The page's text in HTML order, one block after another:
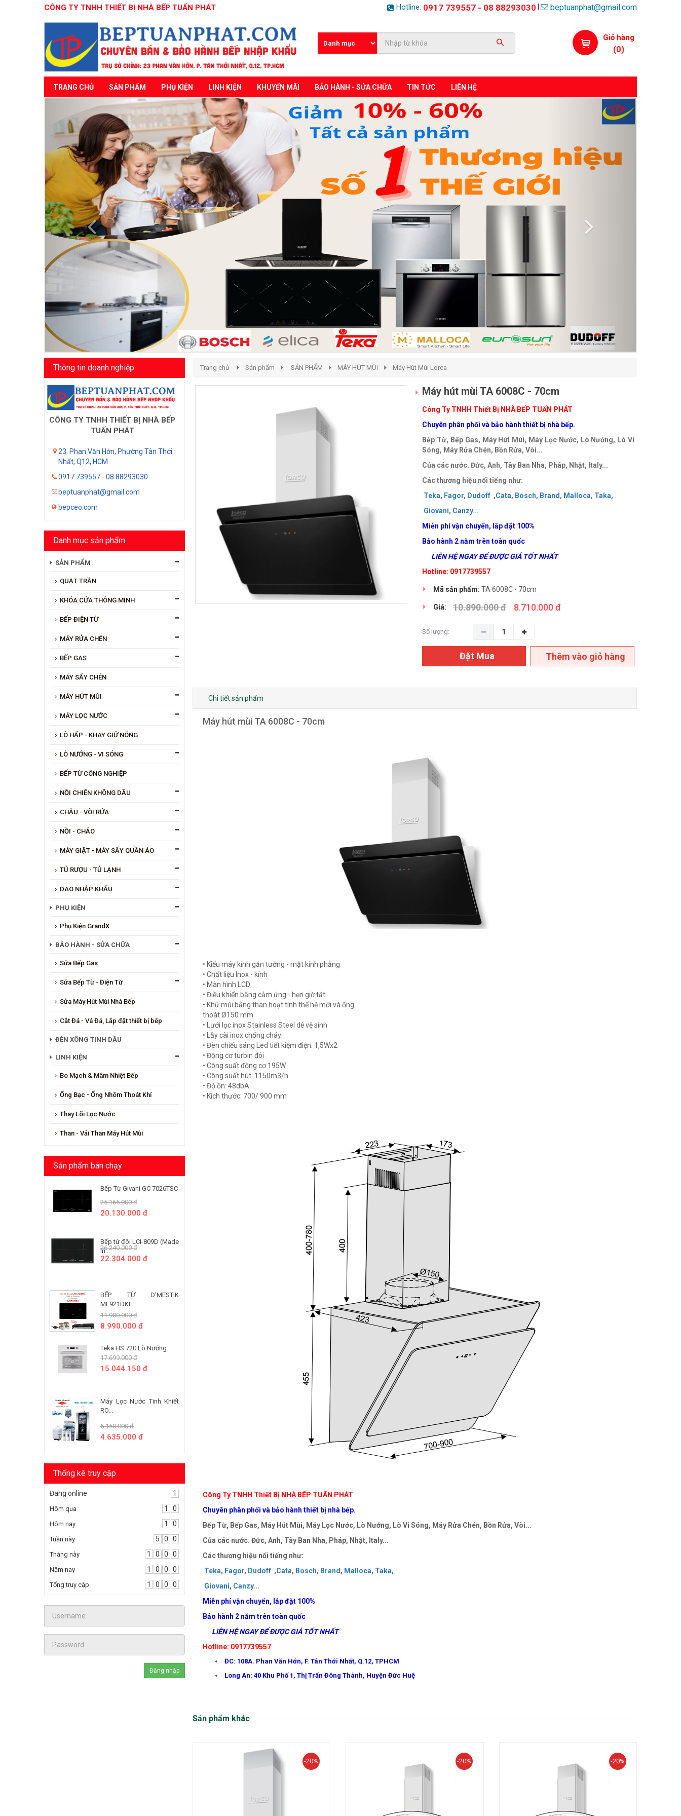
CÔNG TY TNHH THIẾT BỊ NHÀ BẾP TUẤN PHÁT Hotline: 0917 739557 - 08 88293030 beptuanphat@gmail.com
Giỏ hàng
(0)
TRANG CHỦ SẢN PHẨM PHỤ KIỆN LINH KIỆN KHUYẾN MÃI BẢO HÀNH - SỬA CHỮA TIN TỨC LIÊN HỆ
Previous Next
Thông tin doanh nghiệp
CÔNG TY TNHH THIẾT BỊ NHÀ BẾP
TUẤN PHÁT
23. Phan Văn Hớn, Phường Tân Thới
Nhất, Q12, HCM
0917 739557 - 08 88293030
beptuanphat@gmail.com
bepceo.com
Danh mục sản phẩm
SẢN PHẨM
QUẠT TRẦN
KHÓA CỬA THÔNG MINH
BẾP ĐIỆN TỪ
MÁY RỬA CHÉN
BẾP GAS
MÁY SẤY CHÉN
MÁY HÚT MÙI
MÁY LỌC NƯỚC
LÒ HẤP - KHAY GIỮ NÓNG
LÒ NƯỚNG - VI SÓNG
BẾP TỪ CÔNG NGHIỆP
NỒI CHIÊN KHÔNG DẦU
CHẬU - VÒI RỬA
NỒI - CHẢO
MÁY GIẶT - MÁY SẤY QUẦN ÁO
TỦ RƯỢU - TỦ LẠNH
DAO NHẬP KHẨU
PHỤ KIỆN
Phụ Kiện GrandX
BẢO HÀNH - SỬA CHỮA
Sửa Bếp Gas
Sửa Bếp Từ - Điện Từ
Sửa Máy Hút Mùi Nhà Bếp
Cắt Đá - Vá Đá, Lắp đặt thiết bị bếp
ĐÈN XÔNG TINH DẦU
LINH KIỆN
Bo Mạch & Mâm Nhiệt Bếp
Ống Bạc - Ống Nhôm Thoát Khí
Thay Lõi Lọc Nước
Than - Vải Than Máy Hút Mùi
Sản phẩm bán chạy
Bếp Từ Givani GC 7026TSC
25.165.000 đ
20.130.000 đ
Bếp từ đôi LCI-809D (Made
In...
26.240.000 đ
22.304.000 đ
BẾP TỪ D'MESTIK
ML921DKI
11.900.000 đ
8.990.000 đ
Teka HS 720 Lò Nướng
17.699.000 đ
15.044.150 đ
Máy Lọc Nước Tinh Khiết
RO...
5.150.000 đ
4.635.000 đ
Thống kê truy cập
Đang online 1
Hôm qua 1 0
Hôm nay 1 0
Tuần này 5 0 0
Tháng này 1 0 0 0
Năm nay 1 0 0 0
Tổng truy cập 1 0 0 0
Trang chủ Sản phẩm SẢN PHẨM MÁY HÚT MÙI Máy Hút Mùi Lorca
Máy hút mùi TA 6008C - 70cm
Công Ty TNHH Thiết Bị NHÀ BẾP TUẤN PHÁT
Chuyên phân phối và bảo hành thiết bị nhà bếp.
Bếp Từ, Bếp Gas, Máy Hút Mùi, Máy Lọc Nước, Lò Nướng, Lò Vi
Sóng, Máy Rửa Chén, Bồn Rửa, Vòi...
Của các nước. Đức, Anh, Tây Ban Nha, Pháp, Nhật, Italy...
Các thương hiệu nổi tiếng như:
Teka, Fagor, Dudoff ,Cata, Bosch, Brand, Malloca, Taka,
Giovani, Canzy...
Miễn phí vận chuyển, lắp đặt 100%
Bảo hành 2 năm trên toàn quốc
LIÊN HỆ NGAY ĐỂ ĐƯỢC GIÁ TỐT NHẤT
Hotline: 0917739557
Mã sản phẩm: TA 6008C - 70cm
Giá: 10.890.000 đ 8.710.000 đ
Số lượng:
Đặt Mua Thêm vào giỏ hàng
Chi tiết sản phẩm
Máy hút mùi TA 6008C - 70cm
• Kiểu máy kính gắn tường - mặt kính phẳng
• Chất liệu Inox - kính
• Màn hình LCD
• Điều khiển bằng cảm ứng - hẹn giờ tắt
• Khử mùi bằng than hoạt tính thế hệ mới và ống
thoát Ø150 mm
• Lưới lọc inox Stainless Steel dễ vệ sinh
• Lẫy cài inox chống cháy
• Đèn chiếu sáng Led tiết kiệm điện: 1,5Wx2
• Động cơ turbin đôi
• Công suất động cơ 195W
• Công suất hút: 1150m3/h
• Độ ồn: 48dbA
• Kích thước: 700/ 900 mm
Công Ty TNHH Thiết Bị NHÀ BẾP TUẤN PHÁT
Chuyên phân phối và bảo hành thiết bị nhà bếp.
Bếp Từ, Bếp Gas, Máy Hút Mùi, Máy Lọc Nước, Lò Nướng, Lò Vi Sóng, Máy Rửa Chén, Bồn Rửa, Vòi...
Của các nước. Đức, Anh, Tây Ban Nha, Pháp, Nhật, Italy...
Các thương hiệu nổi tiếng như:
Teka, Fagor, Dudoff ,Cata, Bosch, Brand, Malloca, Taka,
Giovani, Canzy...
Miễn phí vận chuyển, lắp đặt 100%
Bảo hành 2 năm trên toàn quốc
LIÊN HỆ NGAY ĐỂ ĐƯỢC GIÁ TỐT NHẤT
Hotline: 0917739557
ĐC: 108A. Phan Văn Hớn, F. Tân Thới Nhất, Q.12, TPHCM
Long An: 40 Khu Phố 1, Thị Trấn Đông Thành, Huyện Đức Huệ
Sản phẩm khác
-20% -20% -20%